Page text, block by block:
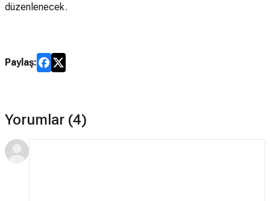
düzenlenecek.
Paylaş:
Yorumlar (4)